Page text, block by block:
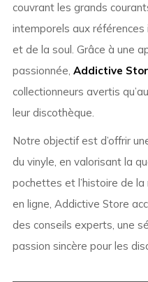
couvrant les grands
intemporels aux références
et de la soul. Grâce à une
passionnée, Addictive
collectionneurs avertis
leur discothèque.
Notre objectif est d’offrir
du vinyle, en valorisant la
pochettes et l’histoire de
en ligne, Addictive Store
des conseils experts, une
passion sincère pour les